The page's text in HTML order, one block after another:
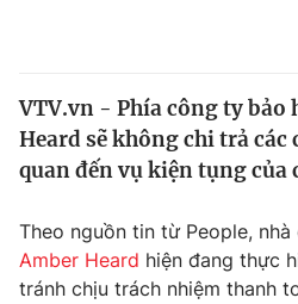
Thế giới
Tin tức
Câu chuyện quốc tế
Kinh tế
Tài chính
Thị trường
Dữ liệu và đời sống
VTV.vn - Phía công ty bảo
Heard sẽ không chi trả
quan đến vụ kiện tụng của
Theo nguồn tin từ People,
Amber Heard hiện đang thực
tránh chịu trách nhiệm thanh